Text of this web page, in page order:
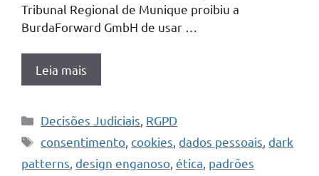
Tribunal Regional de Munique proibiu a
BurdaForward GmbH de usar …
Leia mais
Categorias
Decisões Judiciais RGPD
Tags
consentimento ,cookies ,dados pessoais ,dark
patterns design enganoso ética padrões